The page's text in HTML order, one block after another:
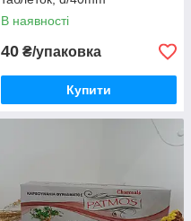
В наявності
40 ₴/упаковка
Купити